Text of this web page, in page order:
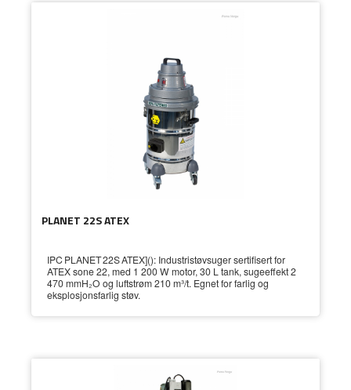
PLANET 22S ATEX
IPC PLANET 22S ATEX](): Industristøvsuger sertifisert for
ATEX sone 22, med 1 200 W motor, 30 L tank, sugeeffekt 2
470 mmH₂O og luftstrøm 210 m³/t. Egnet for farlig og
eksplosjonsfarlig støv.